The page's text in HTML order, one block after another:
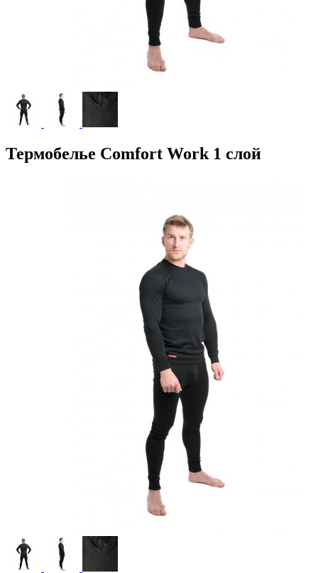
Термобелье Comfort Work 1 слой